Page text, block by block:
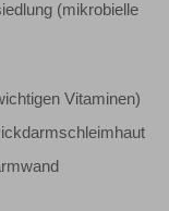
(mikrobielle
Vitaminen)